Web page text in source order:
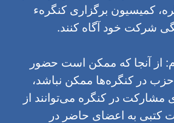
کمیسیون برگزاری کنگرهء
شرکت خود آگاه کنند.
از آنجا که ممکن است حضور
در کنگره‌ها ممکن نباشد،
مشارکت در کنگره می‌توانند از
کتبی به اعضای حاضر در